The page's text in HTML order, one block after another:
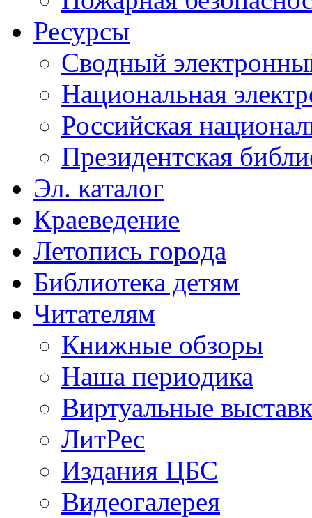
Ресурсы
Сводный
Национальная
Российская
Президентская
Эл. каталог
Краеведение
Летопись города
Библиотека детям
Читателям
Книжные обзоры
Наша периодика
Виртуальные
ЛитРес
Издания ЦБС
Видеогалерея